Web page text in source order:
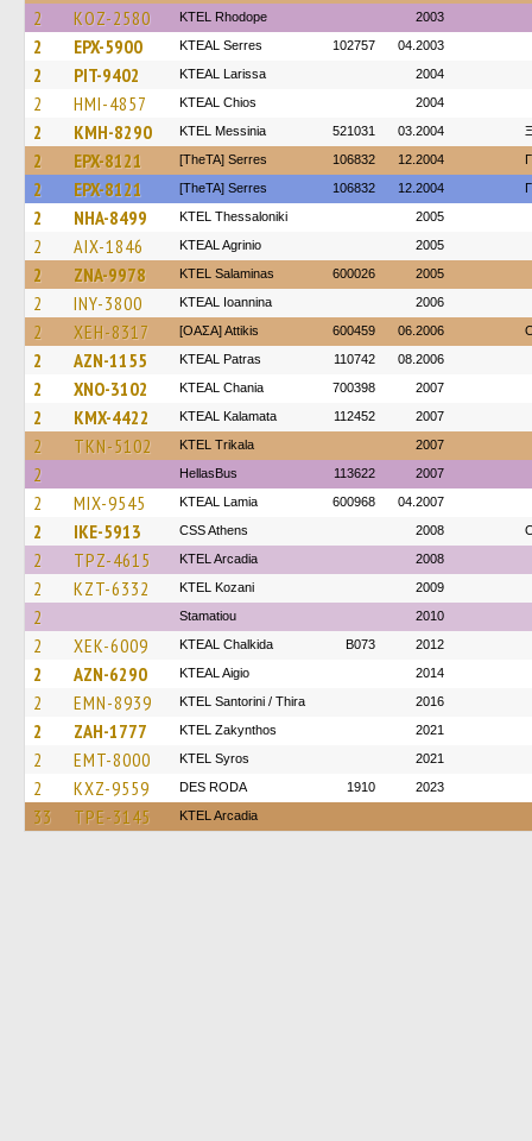
2 KOZ-2580 KTEL Rhodope 2003
2 EPX-5900 KTEAL Serres 102757 04.2003
2 PIT-9402 KTEAL Larissa 2004
2 HMI-4857 KTEAL Chios 2004
2 KMH-8290 KTEL Messinia 521031 03.2004
2 EPX-8121 [TheTA] Serres 106832 12.2004
2 EPX-8121 [TheTA] Serres 106832 12.2004
2 NHA-8499 KTEL Thessaloniki 2005
2 AIX-1846 KTEAL Agrinio 2005
2 ZNA-9978 KTEL Salaminas 600026 2005
2 INY-3800 KTEAL Ioannina 2006
2 XEH-8317 [ΟΑΣΑ] Αttikis 600459 06.2006
2 AZN-1155 KTEAL Patras 110742 08.2006
2 XNO-3102 KTEAL Chania 700398 2007
2 KMX-4422 KTEAL Kalamata 112452 2007
2 TKN-5102 ΚΤΕL Τrikala 2007
2 HellasBus 113622 2007
2 MIX-9545 KTEAL Lamia 600968 04.2007
2 IKE-5913 CSS Athens 2008
2 TPZ-4615 KTEL Arcadia 2008
2 KZT-6332 ΚΤΕL Kozani 2009
2 Stamatiou 2010
2 XEK-6009 KTEAL Chalkida B073 2012
2 AZN-6290 KTEAL Aigio 2014
2 EMN-8939 KTEL Santorini / Thira 2016
2 ZAH-1777 KTEL Zakynthos 2021
2 EMT-8000 KTEL Syros 2021
2 KXZ-9559 DES RODA 1910 2023
33 TPE-3145 KTEL Arcadia